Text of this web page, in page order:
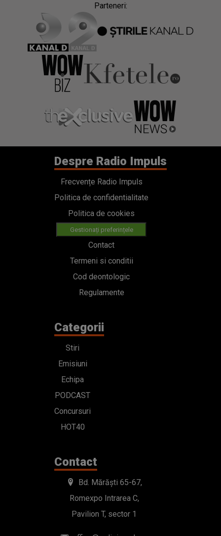
Parteneri:
Despre Radio Impuls
Frecvențe Radio Impuls
Politica de confidentialitate
Politica de cookies
Gestionați preferințele
Contact
Termeni si conditii
Cod deontologic
Regulamente
Categorii
Stiri
Emisiuni
Echipa
PODCAST
Concursuri
HOT40
Contact
Bd. Mărăști 65-67,
Romexpo Intrarea C,
Pavilion T, sector 1